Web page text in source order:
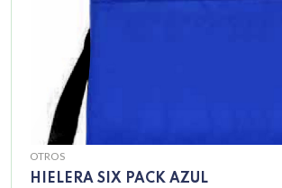
OTROS
HIELERA SIX PACK AZUL